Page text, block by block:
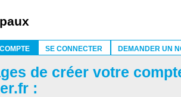
SE CONNECTER DEMANDER UN
de créer votre
: